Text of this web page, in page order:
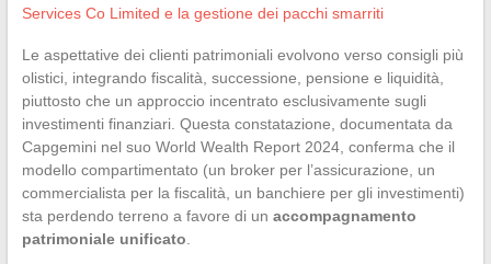
Services Co Limited e la gestione dei pacchi smarriti
Le aspettative dei clienti patrimoniali evolvono verso consigli più
olistici, integrando fiscalità, successione, pensione e liquidità,
piuttosto che un approccio incentrato esclusivamente sugli
investimenti finanziari. Questa constatazione, documentata da
Capgemini nel suo World Wealth Report 2024, conferma che il
modello compartimentato (un broker per l’assicurazione, un
commercialista per la fiscalità, un banchiere per gli investimenti)
sta perdendo terreno a favore di un accompagnamento
patrimoniale unificato